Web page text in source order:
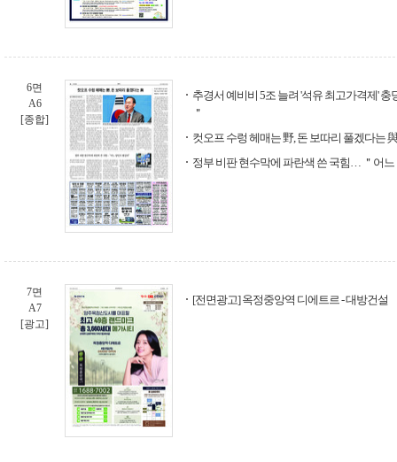
6면
A6
[종합]
추경서 예비비 5조 늘려 '석유 최고가격제' 충
＂
컷오프 수렁 헤매는 野, 돈 보따리 풀겠다는 與
정부 비판 현수막에 파란색 쓴 국힘… ＂어
7면
A7
[광고]
[전면광고] 옥정중앙역 디에트르 - 대방건설